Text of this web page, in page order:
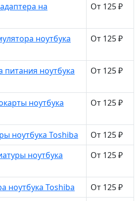
на
От 125 ₽
ноутбука
От 125 ₽
питания ноутбука
От 125 ₽
ноутбука
От 125 ₽
ноутбука Toshiba
От 125 ₽
ноутбука
От 125 ₽
ноутбука Toshiba
От 125 ₽